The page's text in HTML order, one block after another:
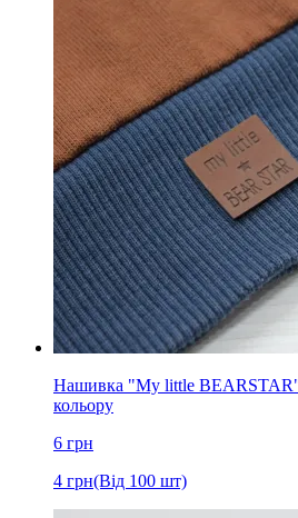
Нашивка "My little
кольору
6 грн
4 грн(Від 100 шт)